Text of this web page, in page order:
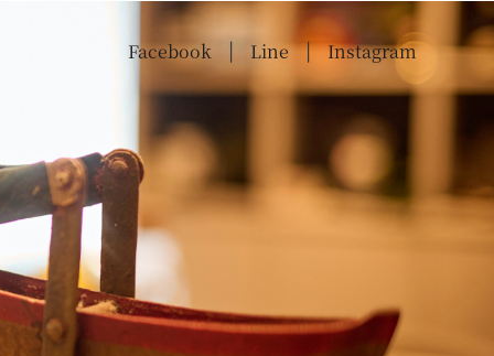
Facebook Line | Instagram